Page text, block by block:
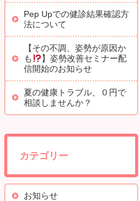
Pep Upでの健診結果確認方
法について
【その不調、姿勢が原因か
も
】姿勢改善セミナー配
信開始のお知らせ
夏の健康トラブル、０円で
相談しませんか？
カテゴリー
お知らせ